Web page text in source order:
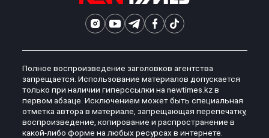
Полное воспроизведение заголовков агентства
запрещается. Использование материалов допускается
только при наличии гиперссылки на newtimes.kz в
первом абзаце. Исключением может быть специальная
отметка автора в материале, запрещающая перепечатку,
воспроизведение, копирование и распространение в
какой-либо форме на любых ресурсах в интернете.